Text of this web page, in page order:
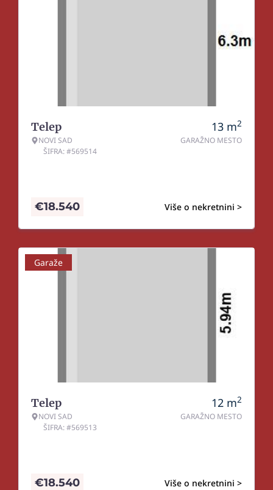
Telep
NOVI SAD
ŠIFRA: #569514
13 m2
GARAŽNO MESTO
Više o nekretnini >
€18.540
Garaže
Telep
NOVI SAD
ŠIFRA: #569513
12 m2
GARAŽNO MESTO
Više o nekretnini >
€18.540